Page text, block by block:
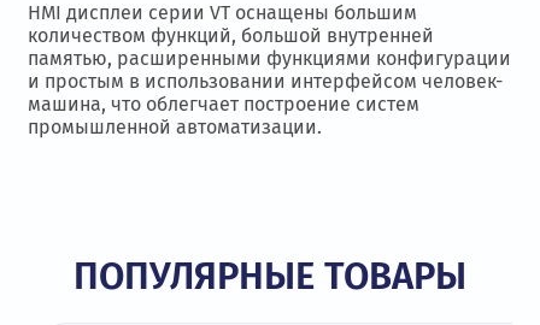
HMI дисплеи серии VT оснащены большим
количеством функций, большой внутренней
памятью, расширенными функциями конфигурации
и простым в использовании интерфейсом человек-
машина, что облегчает построение систем
промышленной автоматизации.
ПОПУЛЯРНЫЕ ТОВАРЫ